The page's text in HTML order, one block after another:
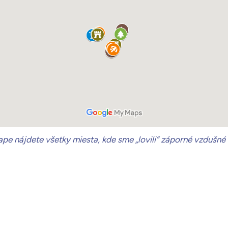
nájdete všetky miesta, kde sme „lovili“ záporné vzdušné